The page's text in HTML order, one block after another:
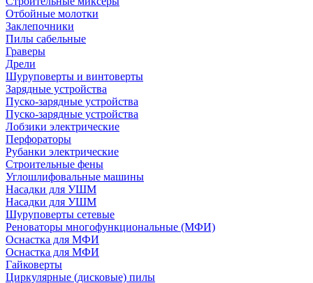
Отбойные молотки
Заклепочники
Пилы сабельные
Граверы
Дрели
Шуруповерты и винтоверты
Зарядные устройства
Пуско-зарядные устройства
Пуско-зарядные устройства
Лобзики электрические
Перфораторы
Рубанки электрические
Строительные фены
Углошлифовальные машины
Насадки для УШМ
Насадки для УШМ
Шуруповерты сетевые
Реноваторы многофункциональные (МФИ)
Оснастка для МФИ
Оснастка для МФИ
Гайковерты
Циркулярные (дисковые) пилы